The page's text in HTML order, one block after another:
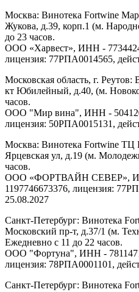
Москва: Винотека Fortwine
Жукова, д.39, корп.1 (м.
до 23 часов.
ООО «Харвест», ИНН -
лицензия: 77РПА0014565,
Московская область, г.
кт Юбилейный, д.40, (м.
часов.
ООО "Мир вина", ИНН -
лицензия: 50РПА0015131,
Москва: Винотека Fortwine ТЦ
Ярцевская ул, д.19 (м.
часов.
ООО «ФОРТВАЙН СЕВЕР»,
1197746673376, лицензия:
25.08.2027
Санкт-Петербург: Винотека
Московский пр-т, д.37/1 (м.
Ежедневно с 11 до 22 часов.
ООО "Фортуна", ИНН -
лицензия: 78РПА0001101,
Санкт-Петербург: Винотека